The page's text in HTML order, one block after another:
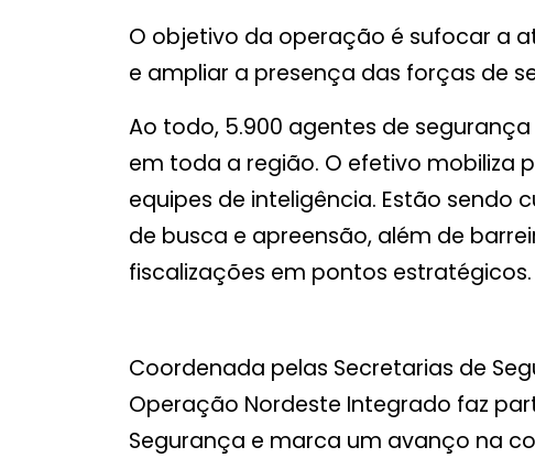
O objetivo da operação é sufocar a
e ampliar a presença das forças de
Ao todo, 5.900 agentes de
em toda a região. O efetivo mobiliza
equipes de inteligência. Estão sendo
de busca e apreensão, além de
fiscalizações em pontos estratégicos.
Coordenada pelas Secretarias de
Operação Nordeste Integrado faz
Segurança e marca um avanço na